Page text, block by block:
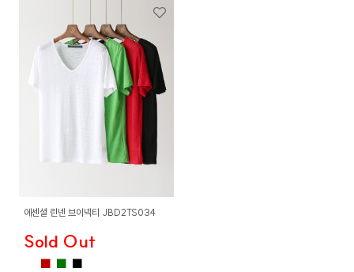
에센셜 린넨 브이넥티 JBD2TS034
Sold Out
■ ■ ■